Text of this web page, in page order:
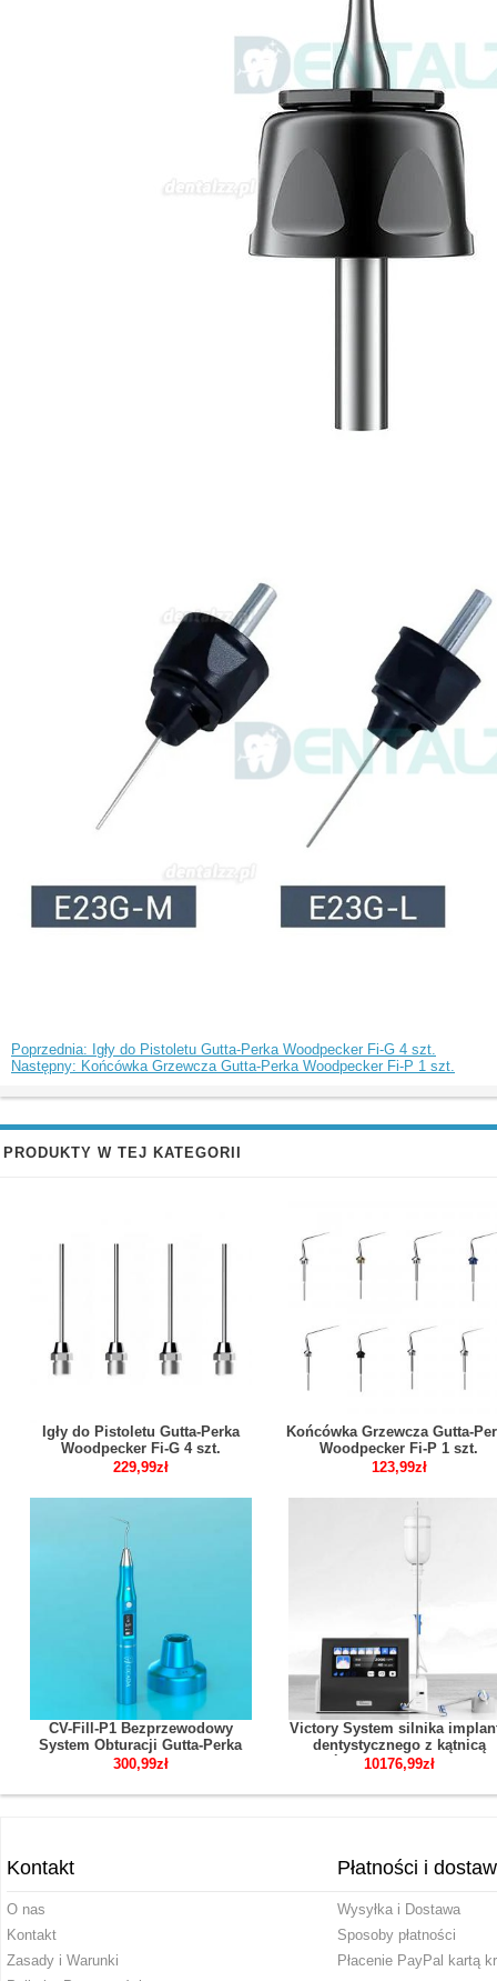
Poprzednia: Igły do Pistoletu Gutta-Perka Woodpecker Fi-G 4 szt.
Następny: Końcówka Grzewcza Gutta-Perka Woodpecker Fi-P 1 szt.
PRODUKTY W TEJ KATEGORII
Igły do Pistoletu Gutta-Perka
Woodpecker Fi-G 4 szt.
229,99zł
Końcówka Grzewcza Gutta-
Woodpecker Fi-P 1 szt.
123,99zł
CV-Fill-P1 Bezprzewodowy
System Obturacji Gutta-Perka
Stomatologiczny Endodontyczny
300,99zł
Victory System silnika
dentystycznego z kątnicą
światłowodową 20:1
10176,99zł
Kontakt
O nas
Kontakt
Zasady i Warunki
Płatności i
Wysyłka i Dostawa
Sposoby płatności
Płacenie PayPal kartą